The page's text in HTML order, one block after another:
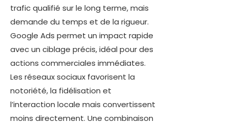
trafic qualifié sur le long terme, mais
demande du temps et de la rigueur.
Google Ads permet un impact rapide
avec un ciblage précis, idéal pour des
actions commerciales immédiates.
Les réseaux sociaux favorisent la
notoriété, la fidélisation et
l’interaction locale mais convertissent
moins directement. Une combinaison